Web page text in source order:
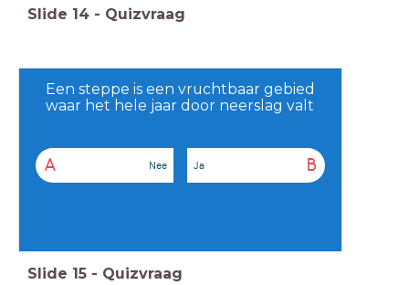
Slide 14 - Quizvraag
Een steppe is een vruchtbaar gebied
waar het hele jaar door neerslag valt
A Nee B
Ja
Slide 15 - Quizvraag